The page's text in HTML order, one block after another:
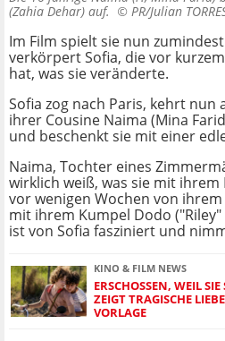
(Zahia Dehar) auf. © PR/Julian
Im Film spielt sie nun
verkörpert Sofia, die vor
hat, was sie veränderte.
Sofia zog nach Paris, kehrt nun
ihrer Cousine Naima (Mina
und beschenkt sie mit einer
Naima, Tochter eines
wirklich weiß, was sie mit ihrem
vor wenigen Wochen von
mit ihrem Kumpel Dodo
ist von Sofia fasziniert und
KINO & FILM NEWS
ERSCHOSSEN, WEIL
ZEIGT TRAGISCHE
VORLAGE